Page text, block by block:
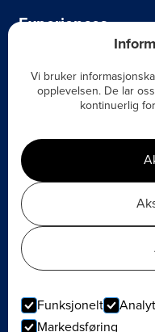
Vi bruker
opplevelsen. De lar
kontinuerlig
Funksjonelt
Markedsføring
Experiences
Boat Rental with
Contact
Contact Us
© Vardø Havn KF